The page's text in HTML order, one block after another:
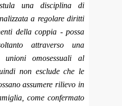
una disciplina di
a regolare diritti
della coppia - possa
attraverso una
unioni omosessuali al
non esclude che le
assumere rilievo in
come confermato